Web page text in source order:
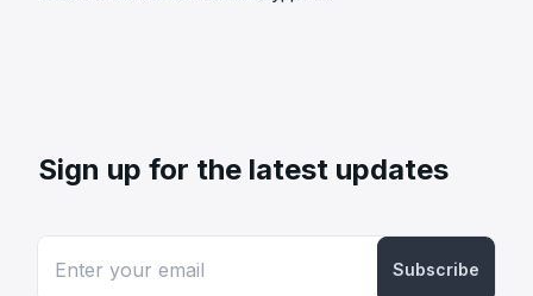
Sign up for the latest updates
Subscribe